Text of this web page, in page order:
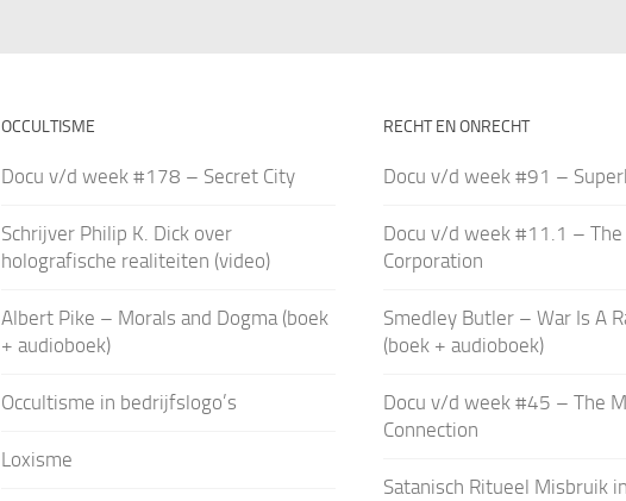
OCCULTISME
Docu v/d week #178 – Secret City
Schrijver Philip K. Dick over
holografische realiteiten (video)
Albert Pike – Morals and Dogma (boek
+ audioboek)
Occultisme in bedrijfslogo’s
Loxisme
RECHT EN ONRECHT
Docu v/d week #91 –
Docu v/d week #11.1 – The
Corporation
Smedley Butler – War Is A
(boek + audioboek)
Docu v/d week #45 – The
Connection
Satanisch Ritueel Misbruik